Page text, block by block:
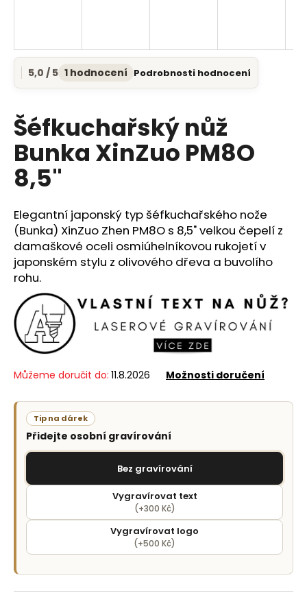
Průměrné
hodnocení
je
5,0
z
5
hvězdiček.
5,0 / 5 1 hodnocení Podrobnosti hodnocení
Šéfkuchařský nůž
Bunka XinZuo PM8O
8,5"
Elegantní japonský typ šéfkuchařského nože
(Bunka) XinZuo Zhen PM8O s 8,5" velkou čepelí z
damaškové oceli osmiúhelníkovou rukojetí v
japonském stylu z olivového dřeva a buvolího
rohu.
Můžeme doručit do: 11.8.2026 Možnosti doručení
Tip na dárek
Přidejte osobní gravírování
Bez gravírování
Vygravírovat text
(+300 Kč)
Vygravírovat logo
(+500 Kč)
í
?
HLEDAT
D
o
p
o
r
č
u
j
m
e